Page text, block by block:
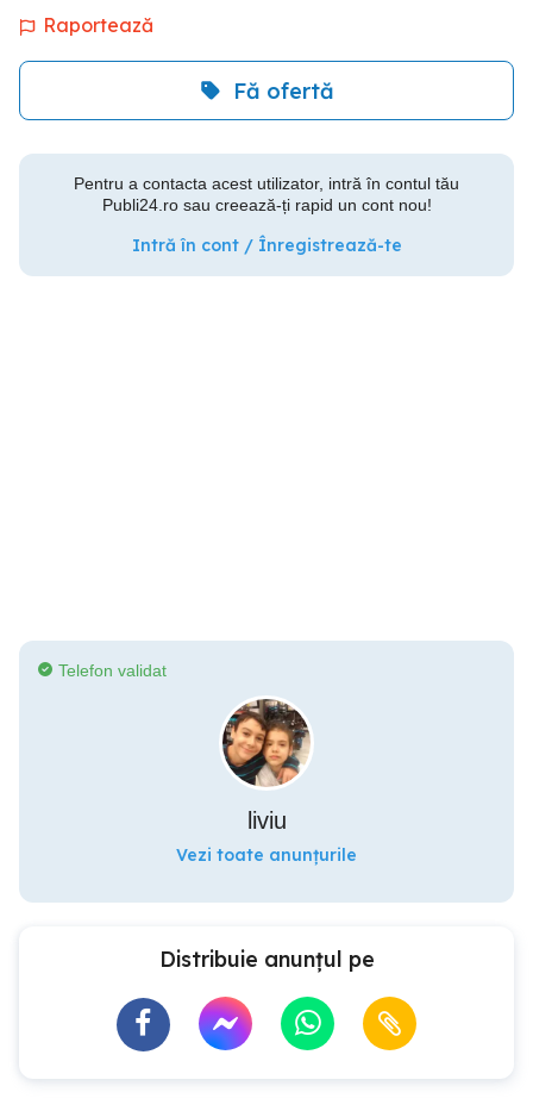
Raportează
Fă ofertă
Pentru a contacta acest utilizator, intră în contul tău
Publi24.ro sau creează-ți rapid un cont nou!
Intră în cont / Înregistrează-te
Telefon validat
liviu
Vezi toate anunțurile
Distribuie anunțul pe